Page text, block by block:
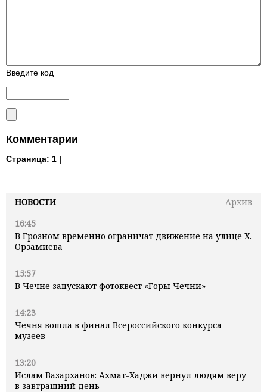
НОВОСТИ
Архив
16:45
В Грозном временно ограничат движение на улице Х.
Орзамиева
15:57
В Чечне запускают фотоквест «Горы Чечни»
14:23
Чечня вошла в финал Всероссийского конкурса
музеев
13:20
Ислам Вазарханов: Ахмат-Хаджи вернул людям веру
в завтрашний день
Введите код
Комментарии
Страница: 1 |